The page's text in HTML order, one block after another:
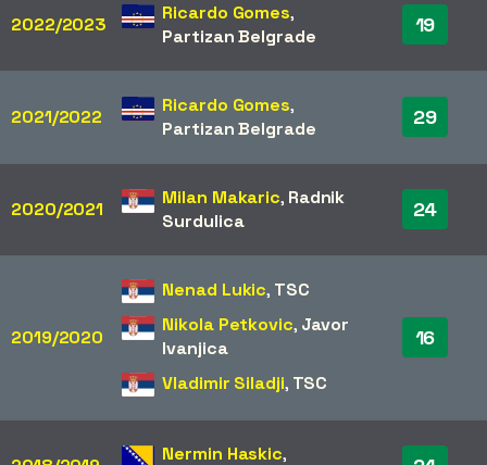
2022/2023
Ricardo Gomes,
Partizan Belgrade
19
2021/2022
Ricardo Gomes,
Partizan Belgrade
29
2020/2021
Milan Makaric, Radnik
Surdulica
24
2019/2020
Nenad Lukic, TSC
Nikola Petkovic, Javor
Ivanjica
Vladimir Siladji, TSC
16
Nermin Haskic,